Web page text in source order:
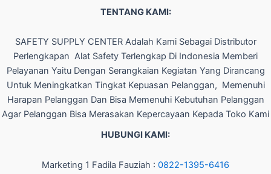
TENTANG KAMI:
SAFETY SUPPLY CENTER Adalah Kami Sebagai Distributor
Perlengkapan Alat Safety Terlengkap Di Indonesia Memberi
Pelayanan Yaitu Dengan Serangkaian Kegiatan Yang Dirancang
Untuk Meningkatkan Tingkat Kepuasan Pelanggan, Memenuhi
Harapan Pelanggan Dan Bisa Memenuhi Kebutuhan Pelanggan
Agar Pelanggan Bisa Merasakan Kepercayaan Kepada Toko Kami
HUBUNGI KAMI:
Marketing 1 Fadila Fauziah : 0822-1395-6416